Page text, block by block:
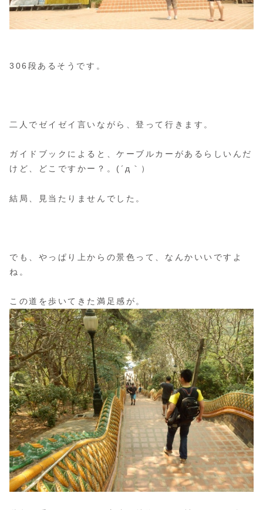
306段あるそうです。
二人でゼイゼイ言いながら、登って行きます。
ガイドブックによると、ケーブルカーがあるらしいんだ
けど、どこですかー？。(´д｀）
結局、見当たりませんでした。
でも、やっぱり上からの景色って、なんかいいですよ
ね。
この道を歩いてきた満足感が。